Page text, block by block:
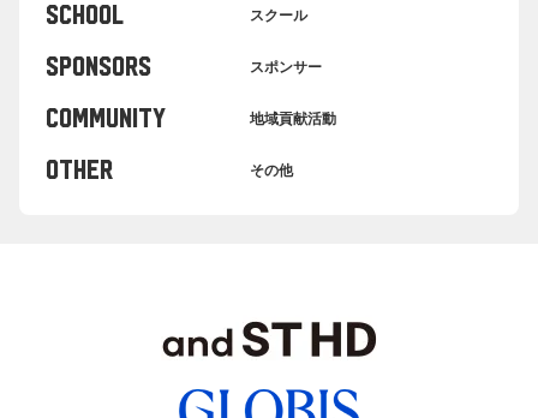
SCHOOL スクール
SPONSORS スポンサー
COMMUNITY 地域貢献活動
OTHER その他